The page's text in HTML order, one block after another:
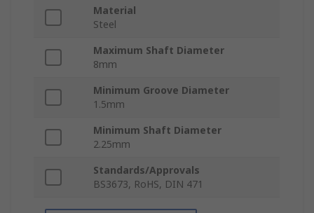
Material
Steel
Maximum Shaft Diameter
8mm
Minimum Groove Diameter
1.5mm
Minimum Shaft Diameter
2.25mm
Standards/Approvals
BS3673, RoHS, DIN 471